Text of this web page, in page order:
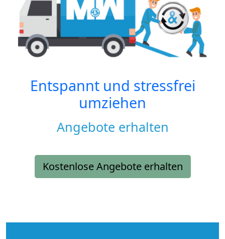
Entspannt und stressfrei
umziehen
Angebote erhalten
Kostenlose Angebote erhalten